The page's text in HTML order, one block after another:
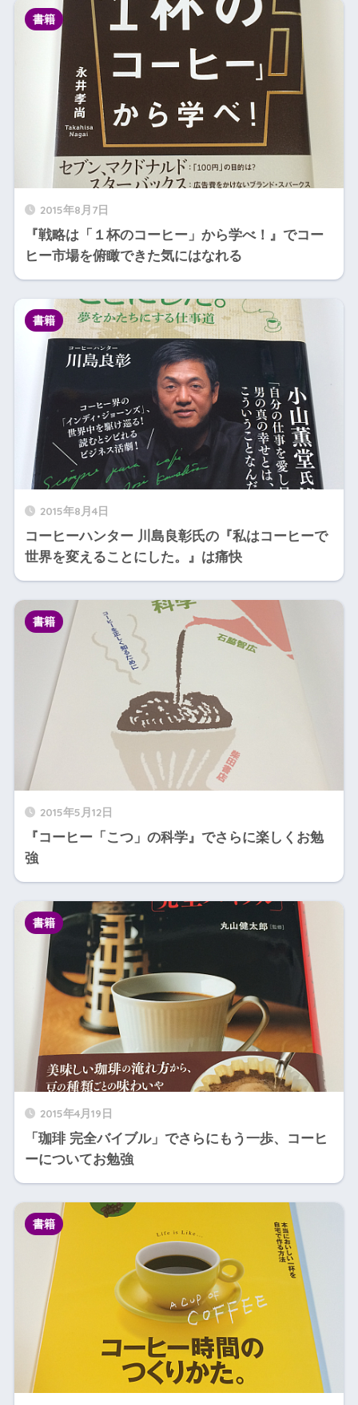
2015年8月7日
『戦略は「１杯のコーヒー」から学べ！』でコー
ヒー市場を俯瞰できた気にはなれる
書籍
2015年8月4日
コーヒーハンター 川島良彰氏の『私はコーヒーで
世界を変えることにした。』は痛快
書籍
2015年5月12日
『コーヒー「こつ」の科学』でさらに楽しくお勉
強
書籍
2015年4月19日
「珈琲 完全バイブル」でさらにもう一歩、コーヒ
ーについてお勉強
書籍
書籍